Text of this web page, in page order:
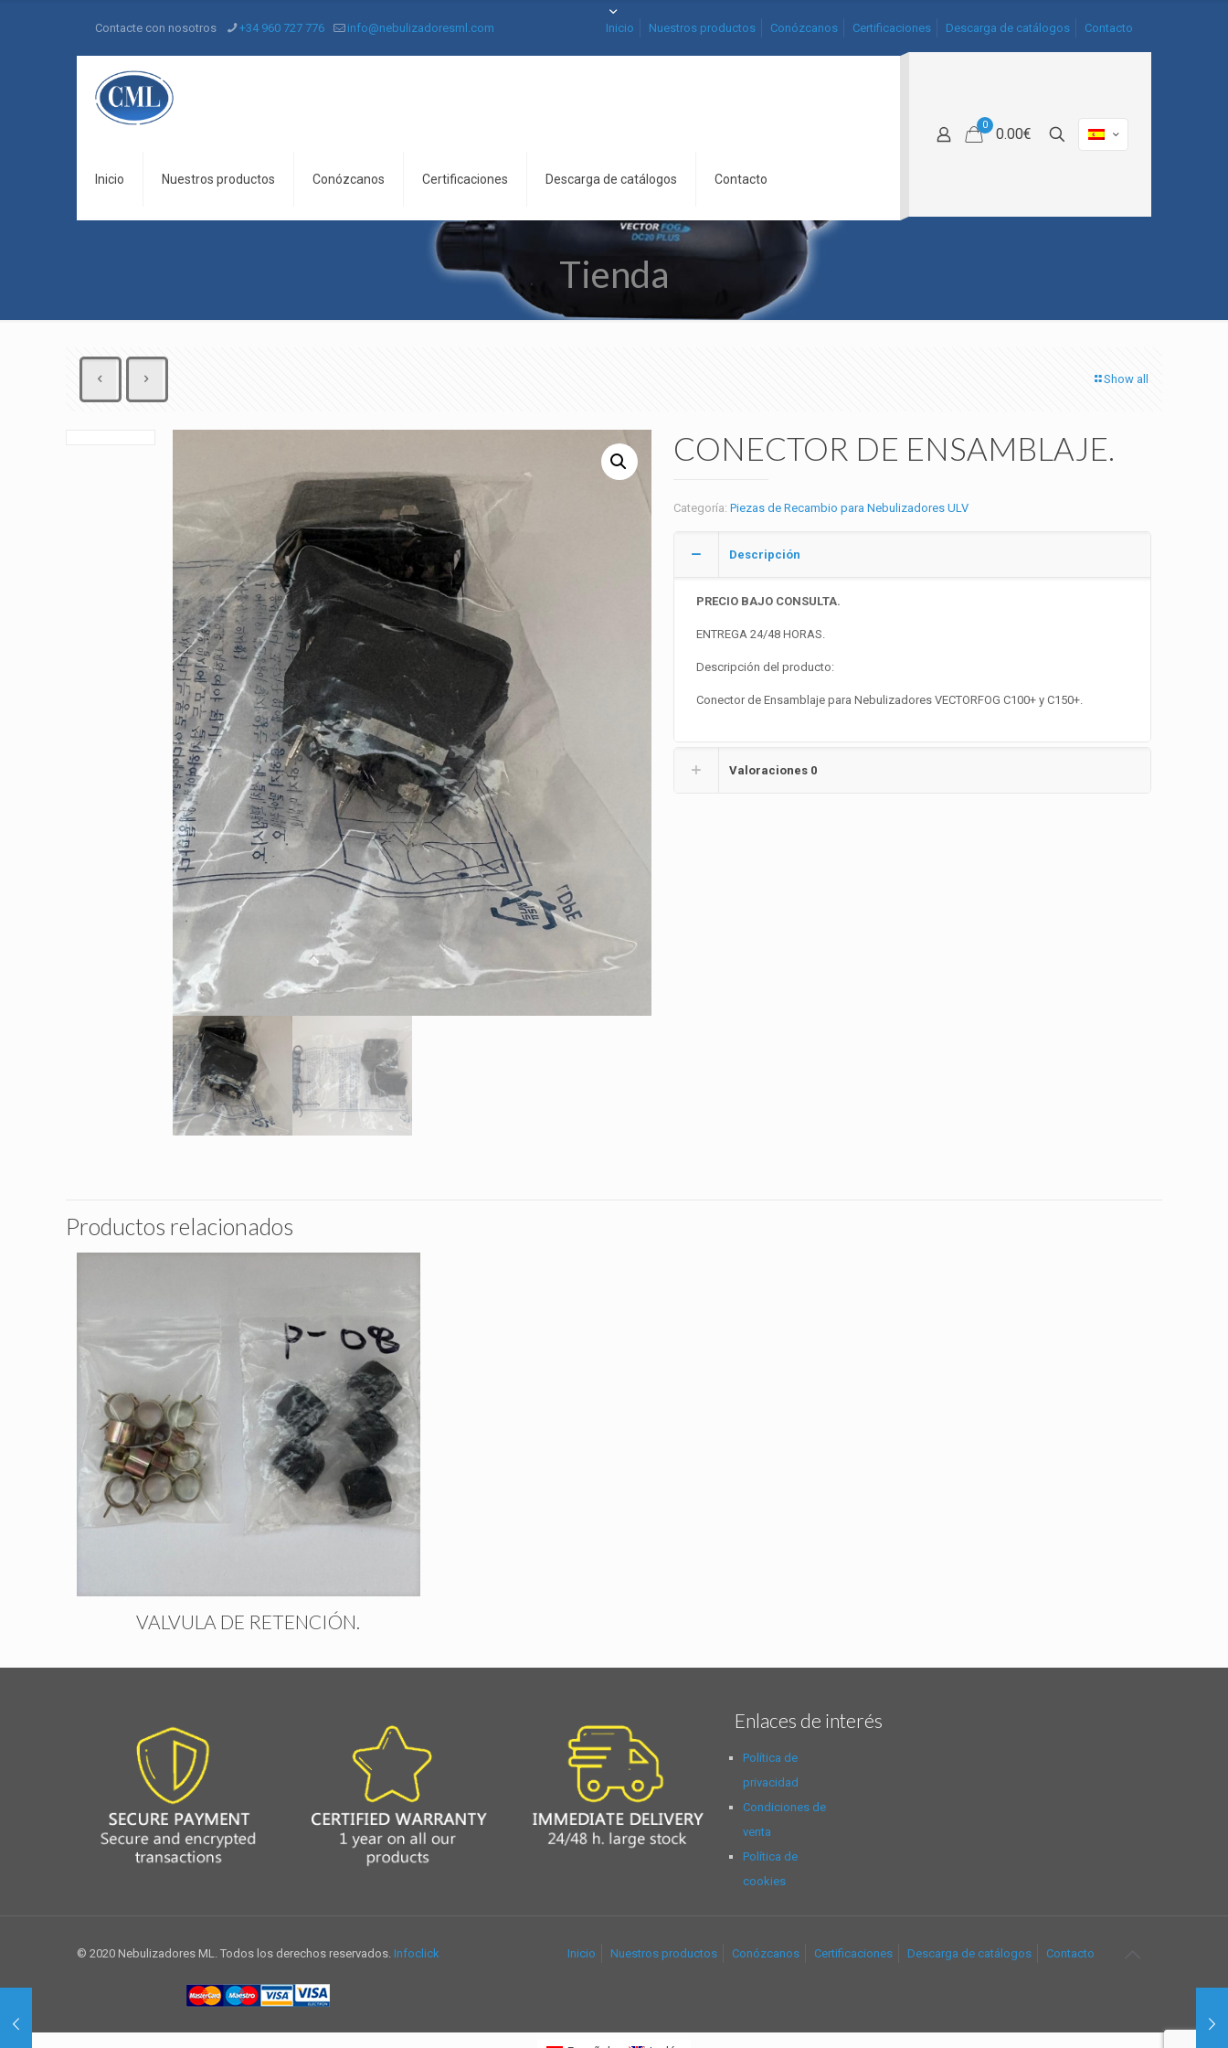
Contacte con nosotros +34 960 727 776 info@nebulizadoresml.com Inicio Nuestros productos Conózcanos Certificaciones Descarga de catálogos Contacto
Inicio Nuestros productos Conózcanos Certificaciones Descarga de catálogos Contacto
0
0.00€
Tienda
Show all
CONECTOR DE ENSAMBLAJE.
Categoría: Piezas de Recambio para Nebulizadores ULV
Descripción
PRECIO BAJO CONSULTA.
ENTREGA 24/48 HORAS.
Descripción del producto:
Conector de Ensamblaje para Nebulizadores VECTORFOG C100+ y C150+.
Valoraciones 0
Productos relacionados
VALVULA DE RETENCIÓN.
Enlaces de interés
Política de
privacidad
Condiciones de
venta
Política de
cookies
© 2020 Nebulizadores ML. Todos los derechos reservados. Infoclick Inicio Nuestros productos Conózcanos Certificaciones Descarga de catálogos Contacto